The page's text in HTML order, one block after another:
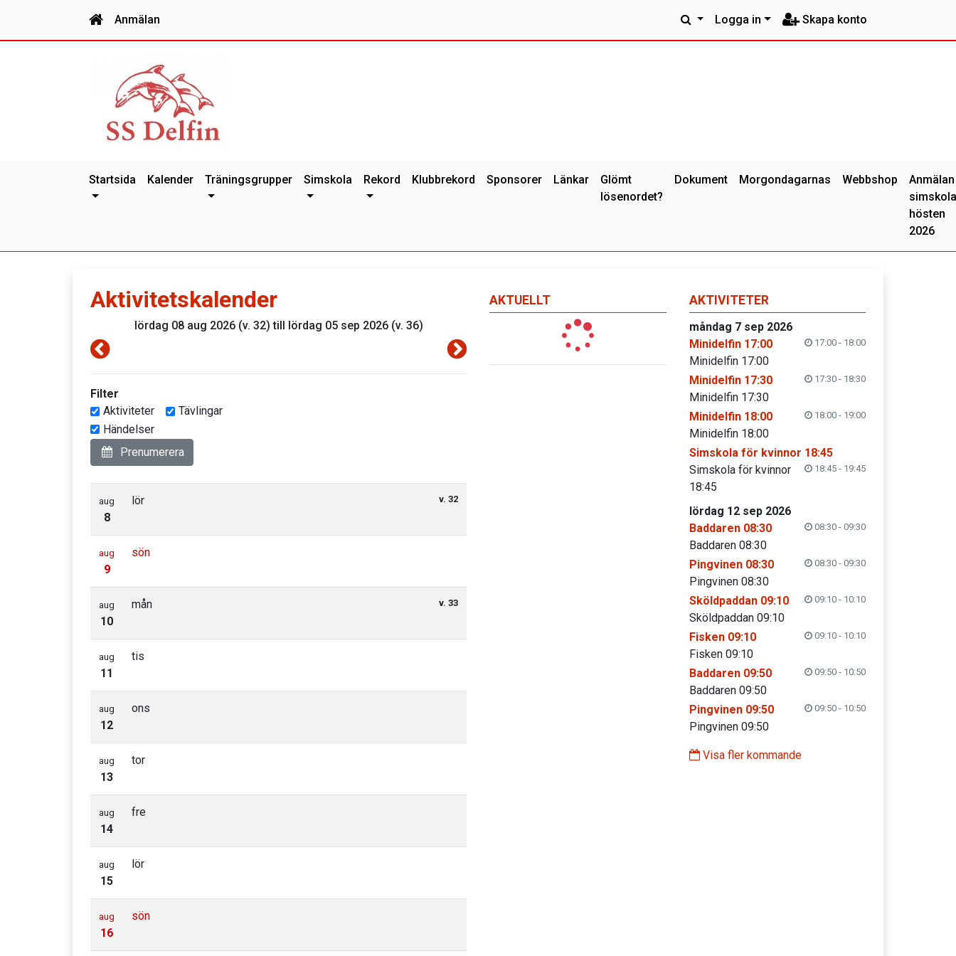
Anmälan Logga in Skapa konto
Startsida Kalender Träningsgrupper Simskola Rekord Klubbrekord Sponsorer Länkar
Glömt
lösenordet?
Dokument Morgondagarnas Webbshop
Anmälan
hösten
2026
AKTUELLT
Aktivitetskalender
lördag 08 aug 2026 (v. 32) till lördag 05 sep 2026 (v. 36)
Filter
Aktiviteter
Tävlingar
Händelser
Prenumerera
aug
8
lör v. 32
aug
9
sön
aug
10
mån v. 33
aug
11
tis
aug
12
ons
aug
13
tor
aug
14
fre
aug
15
lör
aug
16
sön
AKTIVITETER
måndag 7 sep 2026
Minidelfin 17:00
17:00 - 18:00
Minidelfin 17:00
Minidelfin 17:30
17:30 - 18:30
Minidelfin 17:30
Minidelfin 18:00
18:00 - 19:00
Minidelfin 18:00
Simskola för kvinnor 18:45
18:45 - 19:45
Simskola för kvinnor
18:45
lördag 12 sep 2026
Baddaren 08:30
08:30 - 09:30
Baddaren 08:30
Pingvinen 08:30
08:30 - 09:30
Pingvinen 08:30
Sköldpaddan 09:10
09:10 - 10:10
Sköldpaddan 09:10
Fisken 09:10
09:10 - 10:10
Fisken 09:10
Baddaren 09:50
09:50 - 10:50
Baddaren 09:50
Pingvinen 09:50
09:50 - 10:50
Pingvinen 09:50
Visa fler kommande